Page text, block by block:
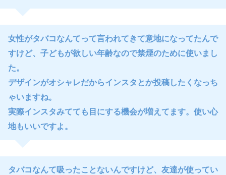
女性がタバコなんてって言われてきて意地になってたんで
すけど、子どもが欲しい年齢なので禁煙のために使いまし
た。
デザインがオシャレだからインスタとか投稿したくなっち
ゃいますね。
実際インスタみてても目にする機会が増えてます。使い心
地もいいですよ。
タバコなんて吸ったことないんですけど、友達が使ってい